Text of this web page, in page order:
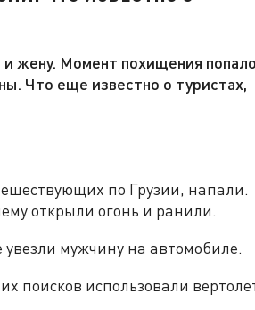
и жену. Момент похищения попало
Что еще известно о туристах,
по Грузии, напали.
открыли огонь и ранили.
мужчину на автомобиле.
поисков использовали